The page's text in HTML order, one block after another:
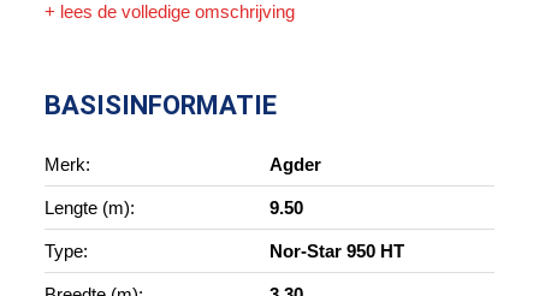
+ lees de volledige omschrijving
BASISINFORMATIE
Merk: Agder
Lengte (m): 9.50
Type: Nor-Star 950 HT